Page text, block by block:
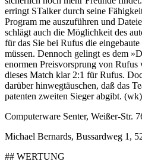
erringt STalker durch seine
Program me auszuführen und
schlägt auch die Möglichkeit des
für das Sie bei Rufus die
müssen. Dennoch gelingt es dem
enormen Preisvorsprung von Rufus
dieses Match klar 2:1 für Rufus.
darüber hinwegtäuschen, daß das
patenten zweiten Sieger abgibt. (wk)
Computerware Senter, Weißer-Str.
Michael Bernards, Bussardweg 1,
## WERTUNG